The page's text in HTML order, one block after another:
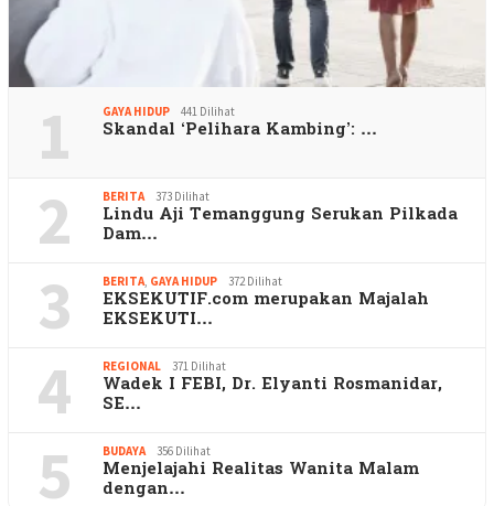
1 GAYA HIDUP 441 Dilihat
Skandal ‘Pelihara Kambing’: …
2 BERITA 373 Dilihat
Lindu Aji Temanggung Serukan Pilkada
Dam…
3 BERITA, GAYA HIDUP 372 Dilihat
EKSEKUTIF.com merupakan Majalah
EKSEKUTI…
4 REGIONAL 371 Dilihat
Wadek I FEBI, Dr. Elyanti Rosmanidar,
SE…
5 BUDAYA 356 Dilihat
Menjelajahi Realitas Wanita Malam
dengan…